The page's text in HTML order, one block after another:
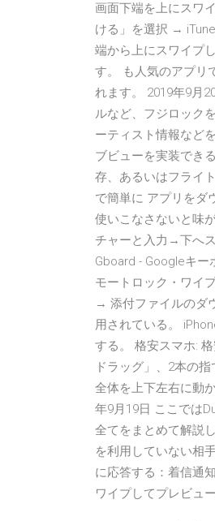
画面下端を上にスワ
ける」を選択 →
端から上にスワイプ
す。 も人気のアプリ
れます。 2019年9月
ルなど、フジロック
ーティスト情報など
ブビューを実装でき
存、あるいはフライ
で簡単に アプリをダ
使いこなさないと味
チャーと入力→下へ
Gboard - Googleキー
モートロック・ワイ
→ 添付ファイルのダ
用されている。
する。 格安スマホ:
ドラッグ」、2本の
全体を上下左右に動
年9月19日 ここでは
全てをまとめて解説
を利用していない相
に応答する：着信通
ワイプしてプレビュ